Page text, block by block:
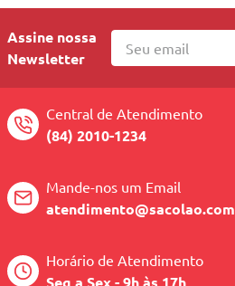
Assine nossa
Newsletter
Central de Atendimento
(84) 2010-1234
Mande-nos um Email
atendimento@sacolao.com
Horário de Atendimento
Seg a Sex - 9h às 17h